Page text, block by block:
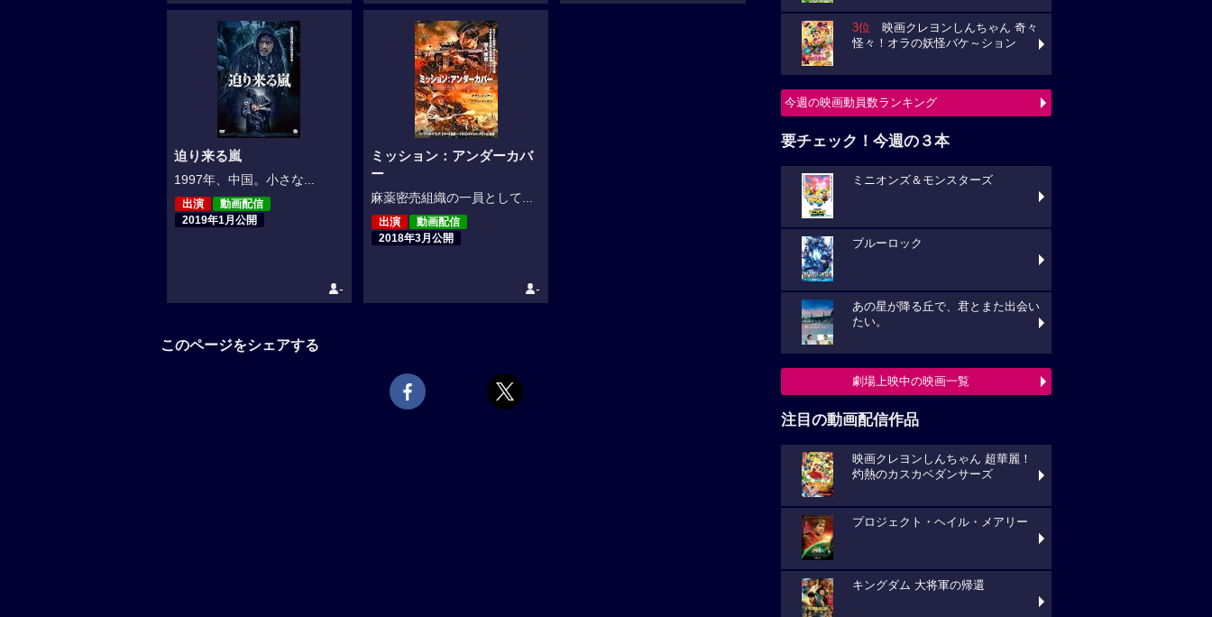
迫り来る嵐
1997年、中国。小さな...
出演
動画配信
2019年1月公開
-
ミッション：アンダーカバ
ー
麻薬密売組織の一員として...
出演
動画配信
2018年3月公開
-
このページをシェアする
3位 映画クレヨンしんちゃん 奇々
怪々！オラの妖怪バケ～ション
今週の映画動員数ランキング
要チェック！今週の３本
ミニオンズ＆モンスターズ
ブルーロック
あの星が降る丘で、君とまた出会い
たい。
劇場上映中の映画一覧
注目の動画配信作品
映画クレヨンしんちゃん 超華麗！
灼熱のカスカベダンサーズ
プロジェクト・ヘイル・メアリー
キングダム 大将軍の帰還